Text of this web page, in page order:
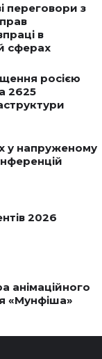
переговори з
в
сферах
росією
2625
у напруженому
2026
анімаційного
«Мунфіша»